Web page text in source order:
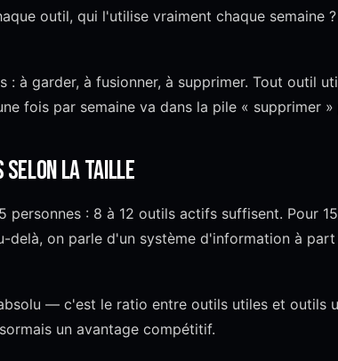
outil, qui l'utilise vraiment chaque semaine
: à garder, à fusionner, à supprimer. Tout outil
fois par semaine va dans la pile « supprimer
selon la taille
personnes : 8 à 12 outils actifs suffisent. Pour
delà, on parle d'un système d'information à
— c'est le ratio entre outils utiles et outils
un avantage compétitif.